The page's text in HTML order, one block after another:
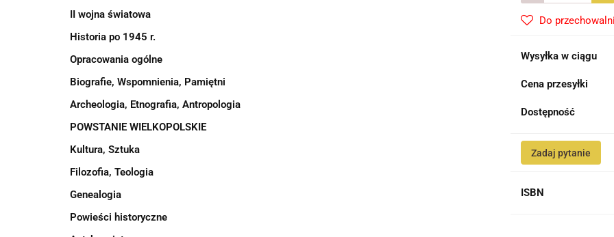
II wojna światowa
Historia po 1945 r.
Opracowania ogólne
Biografie, Wspomnienia, Pamiętni
Archeologia, Etnografia, Antropologia
POWSTANIE WIELKOPOLSKIE
Kultura, Sztuka
Filozofia, Teologia
Genealogia
Powieści historyczne
Do przechowalni
Wysyłka w ciągu
Cena przesyłki
Dostępność
Zadaj pytanie
ISBN